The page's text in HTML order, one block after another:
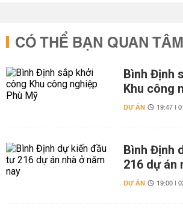
CÓ THỂ BẠN QUAN TÂM
Bình Định
Khu công
DỰ ÁN 19:47 |
Bình Định
216 dự án
DỰ ÁN 19:00 |